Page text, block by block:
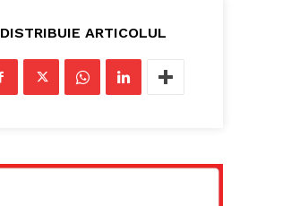
DISTRIBUIE ARTICOLUL